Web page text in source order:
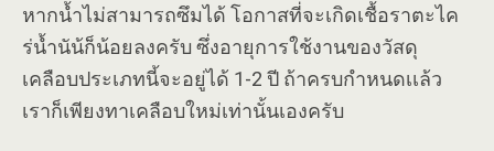
หากน้ำไม่สามารถซึมได้ โอกาสที่จะเกิดเชื้อราตะไค
ร่น้ำนัน้ก็น้อยลงครับ ซึ่งอายุการใช้งานของวัสดุ
เคลือบประเภทนี้จะอยู่ได้ 1-2 ปี ถ้าครบกำหนดเเล้ว
เราก็เพียงทาเคลือบใหม่เท่านั้นเองครับ